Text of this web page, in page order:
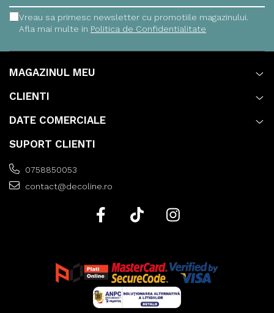
Vreau sa primesc newsletter cu promotiile magazinului.
Afla mai multe in Politica de Confidentialitate
MAGAZINUL MEU
CLIENTI
DATE COMERCIALE
SUPORT CLIENTI
0758850053
contact@decoline.ro